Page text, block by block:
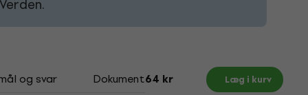
og svar Dokumenter64 kr Læg i kurv